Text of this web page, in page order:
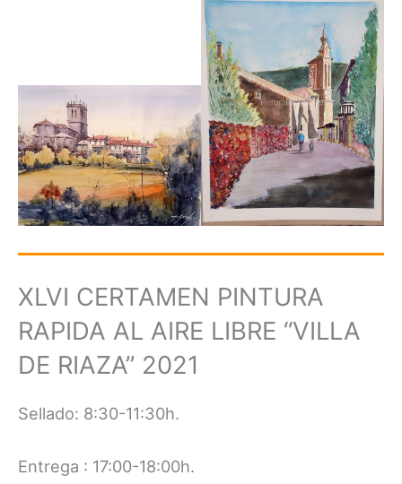
XLVI CERTAMEN PINTURA
RAPIDA AL AIRE LIBRE “VILLA
DE RIAZA” 2021
Sellado: 8:30-11:30h.
Entrega : 17:00-18:00h.